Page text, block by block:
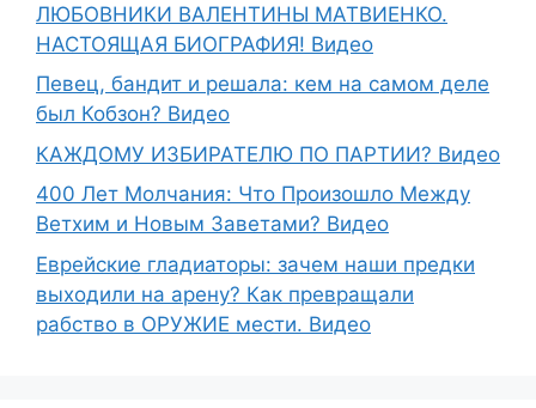
ЛЮБОВНИКИ ВАЛЕНТИНЫ МАТВИЕНКО.
НАСТОЯЩАЯ БИОГРАФИЯ! Видео
Певец, бандит и решала: кем на самом деле
был Кобзон? Видео
КАЖДОМУ ИЗБИРАТЕЛЮ ПО ПАРТИИ? Видео
400 Лет Молчания: Что Произошло Между
Ветхим и Новым Заветами? Видео
Еврейские гладиаторы: зачем наши предки
выходили на арену? Как превращали
рабство в ОРУЖИЕ мести. Видео